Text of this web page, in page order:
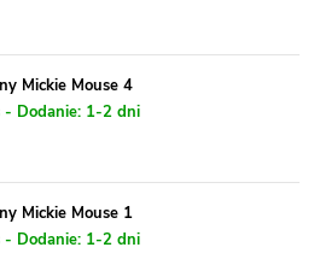
Mickie Mouse 4
- Dodanie: 1-2 dni
Mickie Mouse 1
- Dodanie: 1-2 dni